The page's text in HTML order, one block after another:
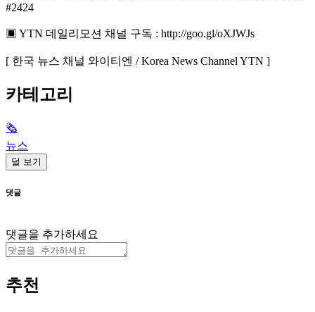
#2424
▣ YTN 데일리모션 채널 구독 : http://goo.gl/oXJWJs
[ 한국 뉴스 채널 와이티엔 / Korea News Channel YTN ]
카테고리
🗞
뉴스
덜 보기
댓글
댓글을 추가하세요
추천